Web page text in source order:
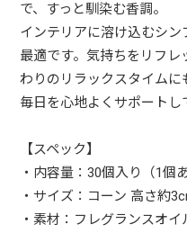
で、すっと馴染む香調。
インテリアに溶け込むシ
最適です。気持ちをリフ
わりのリラックスタイムに
毎日を心地よくサポートし
【スペック】
・内容量：30個入り（1個
・サイズ：コーン 高さ約
・素材：フレグランスオイ